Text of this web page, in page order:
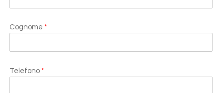
Cognome *
Telefono *